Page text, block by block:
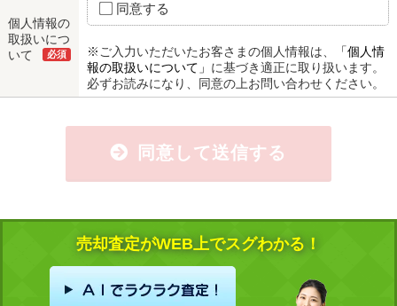
個人情報の
取扱いにつ
いて
必須
同意する
※ご入力いただいたお客さまの個人情報は、
「個人情
報の取扱いについて」 に基づき適正に取り扱います。
必ずお読みになり、同意の上お問い合わせください。
同意して送信する
売却査定がWEB上でスグわかる！